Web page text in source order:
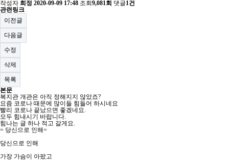
작성자 희정 2020-09-09 17:48 조회 9,081회 댓글1건
관련링크
이전글
다음글
수정
삭제
목록
본문
복지관 개관은 아직 정해지지 않았죠?
요즘 코로나 때문에 많이들 힘들어 하시네요
빨리 코로나 끝났으면 좋겠네요.
모두 힘내시기 바랍니다.
힘나는 글 하나 적고 갈게요.
= 당신으로 인해=
​당신으로 인해
가장 가슴이 아팠고